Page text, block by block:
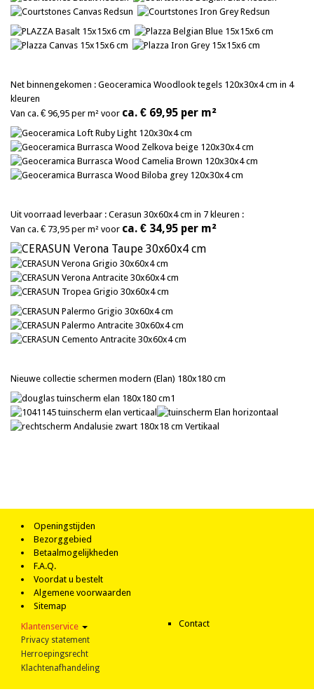
Net binnengekomen : Geoceramica Woodlook tegels 120x30x4 cm in 4
kleuren
Van ca. € 96,95 per m² voor ca. € 69,95 per m²
Uit voorraad leverbaar : Cerasun 30x60x4 cm in 7 kleuren :
Van ca. € 73,95 per m² voor ca. € 34,95 per m²
Nieuwe collectie schermen modern (Elan) 180x180 cm
Openingstijden
Bezorggebied
Betaalmogelijkheden
F.A.Q.
Voordat u bestelt
Algemene voorwaarden
Sitemap
Klantenservice
Privacy statement
Herroepingsrecht
Klachtenafhandeling
Contact